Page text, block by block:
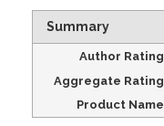
Summary
Author Rating
Aggregate Rating
Product Name